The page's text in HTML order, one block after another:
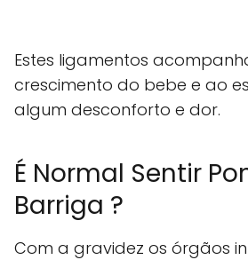
Estes ligamentos
crescimento do bebe e ao
algum desconforto e dor.
É Normal Sentir
Barriga ?
Com a gravidez os órgãos